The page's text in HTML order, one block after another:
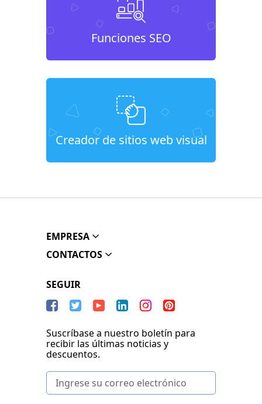
Funciones SEO
Creador de sitios web visual
EMPRESA
CONTACTOS
SEGUIR
Suscríbase a nuestro boletín para
recibir las últimas noticias y
descuentos.